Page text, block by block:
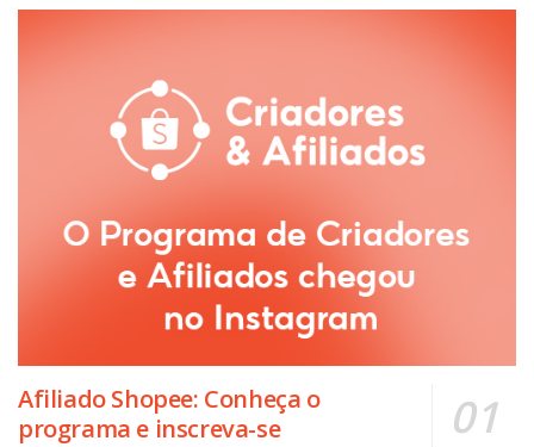
Afiliado Shopee: Conheça o
programa e inscreva-se